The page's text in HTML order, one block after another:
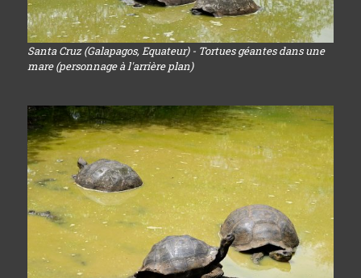
Santa Cruz (Galapagos, Equateur) - Tortues géantes dans une
mare (personnage à l'arrière plan)